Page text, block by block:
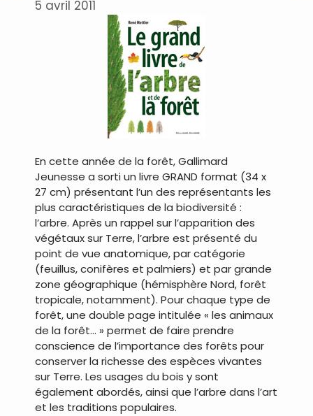
5 avril 2011
En cette année de la forêt, Gallimard
Jeunesse a sorti un livre GRAND format (34 x
27 cm) présentant l’un des représentants les
plus caractéristiques de la biodiversité :
l’arbre. Après un rappel sur l’apparition des
végétaux sur Terre, l’arbre est présenté du
point de vue anatomique, par catégorie
(feuillus, conifères et palmiers) et par grande
zone géographique (hémisphère Nord, forêt
tropicale, notamment). Pour chaque type de
forêt, une double page intitulée « les animaux
de la forêt… » permet de faire prendre
conscience de l’importance des forêts pour
conserver la richesse des espèces vivantes
sur Terre. Les usages du bois y sont
également abordés, ainsi que l’arbre dans l’art
et les traditions populaires.